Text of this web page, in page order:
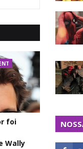
foi
Wally